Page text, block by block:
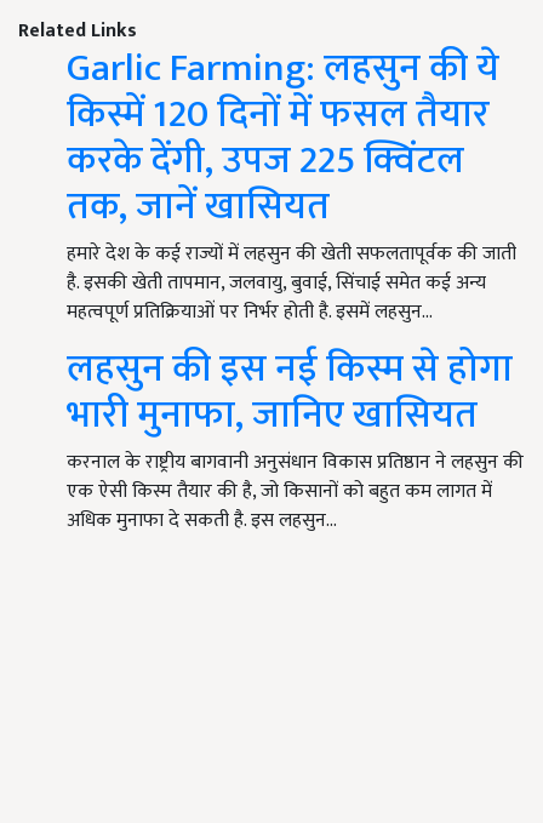
Related Links
Garlic Farming: लहसुन की ये
किस्में 120 दिनों में फसल तैयार
करके देंगी, उपज 225 क्विंटल
तक, जानें खासियत
हमारे देश के कई राज्यों में लहसुन की खेती सफलतापूर्वक की जाती
है. इसकी खेती तापमान, जलवायु, बुवाई, सिंचाई समेत कई अन्य
महत्वपूर्ण प्रतिक्रियाओं पर निर्भर होती है. इसमें लहसुन…
लहसुन की इस नई किस्म से होगा
भारी मुनाफा, जानिए खासियत
करनाल के राष्ट्रीय बागवानी अनुसंधान विकास प्रतिष्ठान ने लहसुन की
एक ऐसी किस्म तैयार की है, जो किसानों को बहुत कम लागत में
अधिक मुनाफा दे सकती है. इस लहसुन…